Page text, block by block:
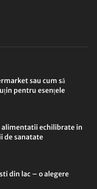
sau cum să
pentru esențele
echilibrate in
de sanatate
din lac – o alegere